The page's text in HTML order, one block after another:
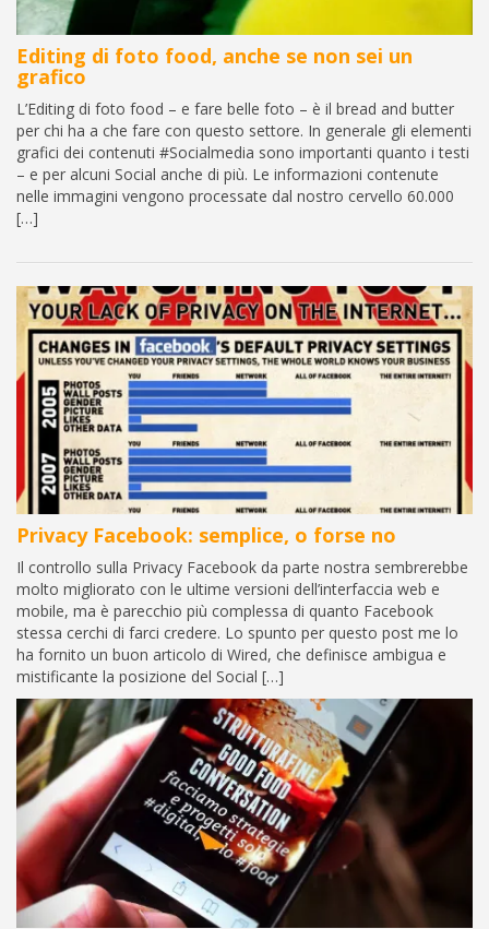
Editing di foto food, anche se non sei un
grafico
L’Editing di foto food – e fare belle foto – è il bread and butter
per chi ha a che fare con questo settore. In generale gli elementi
grafici dei contenuti #Socialmedia sono importanti quanto i testi
– e per alcuni Social anche di più. Le informazioni contenute
nelle immagini vengono processate dal nostro cervello 60.000
[…]
Privacy Facebook: semplice, o forse no
Il controllo sulla Privacy Facebook da parte nostra sembrerebbe
molto migliorato con le ultime versioni dell’interfaccia web e
mobile, ma è parecchio più complessa di quanto Facebook
stessa cerchi di farci credere. Lo spunto per questo post me lo
ha fornito un buon articolo di Wired, che definisce ambigua e
mistificante la posizione del Social […]